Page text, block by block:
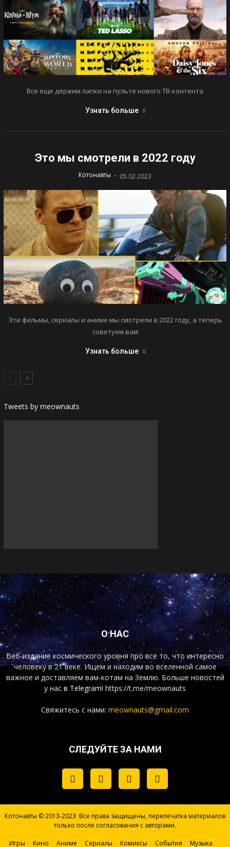
Все еще держим лапки на пульте нового ТВ-контента
Узнать больше
Это мы смотрели в 2022 году
Котонавты - 05.02.2023
Эти фильмы, сериалы и аниме мы смотрели в 2022 году, а теперь
советуем вам
Узнать больше
Tweets by meownauts
О НАС
Веб-издание космического уровня про все то, что интересно
человеку в 21 веке. Ищем и находим во вселенной самое
важное и доставляем вам-котам на Землю. Больше новостей
у нас в Telegram! https://t.me/meownauts
Свяжитесь с нами: meownauts@gmail.com
СЛЕДУЙТЕ ЗА НАМИ
Котонавты © 2013-2023· Все права защищены, перепечатка материалов
только после согласования с авторами.
Игры Кино Аниме Сериалы Комиксы События Музыка